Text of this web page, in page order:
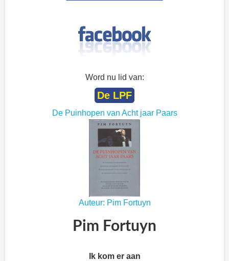
Word nu lid van:
De LPF
De Puinhopen van Acht jaar Paars
Auteur: Pim Fortuyn
Pim Fortuyn
Ik kom er aan